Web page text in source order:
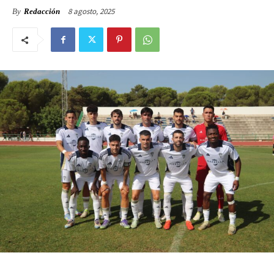
By Redacción 8 agosto, 2025